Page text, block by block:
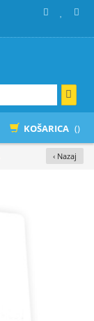
KOŠARICA ()
‹ Nazaj